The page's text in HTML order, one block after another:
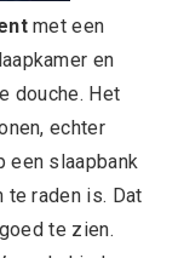
met een
en
douche. Het
echter
een slaapbank
te raden is. Dat
te zien.